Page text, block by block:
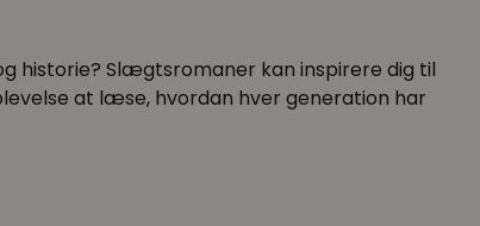
historie? Slægtsromaner kan inspirere dig til
at læse, hvordan hver generation har